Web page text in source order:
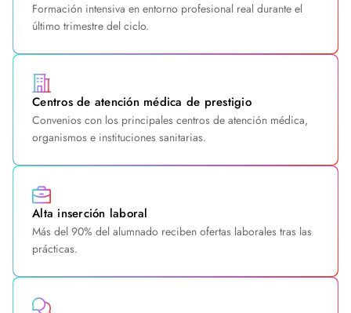
Formación intensiva en entorno profesional real durante el
último trimestre del ciclo.
Centros de atención médica de prestigio
Convenios con los principales centros de atención médica,
organismos e instituciones sanitarias.
Alta inserción laboral
Más del 90% del alumnado reciben ofertas laborales tras las
prácticas.